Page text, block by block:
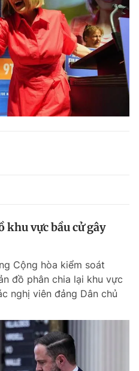
khu vực bầu cử gây
Cộng hòa kiểm soát
đồ phân chia lại khu vực
nghị viên đảng Dân chủ